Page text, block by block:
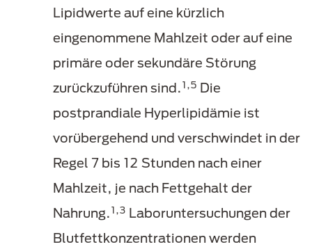
Lipidwerte auf eine kürzlich
eingenommene Mahlzeit oder auf eine
primäre oder sekundäre Störung
zurückzuführen sind.1,5 Die
postprandiale Hyperlipidämie ist
vorübergehend und verschwindet in der
Regel 7 bis 12 Stunden nach einer
Mahlzeit, je nach Fettgehalt der
Nahrung.1,3 Laboruntersuchungen der
Blutfettkonzentrationen werden